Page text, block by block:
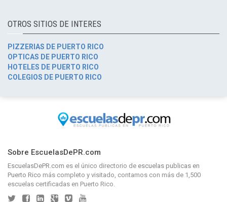
OTROS SITIOS DE INTERES
PIZZERIAS DE PUERTO RICO
OPTICAS DE PUERTO RICO
HOTELES DE PUERTO RICO
COLEGIOS DE PUERTO RICO
Sobre EscuelasDePR.com
EscuelasDePR.com es el único directorio de escuelas publicas en
Puerto Rico más completo y visitado, contamos con más de 1,500
escuelas certificadas en Puerto Rico.